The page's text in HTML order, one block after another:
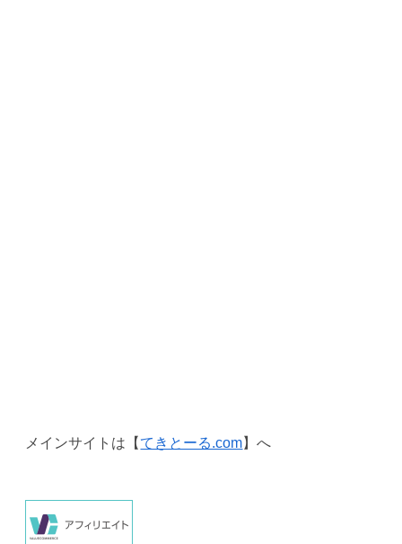
メインサイトは【てきとーる.com】へ